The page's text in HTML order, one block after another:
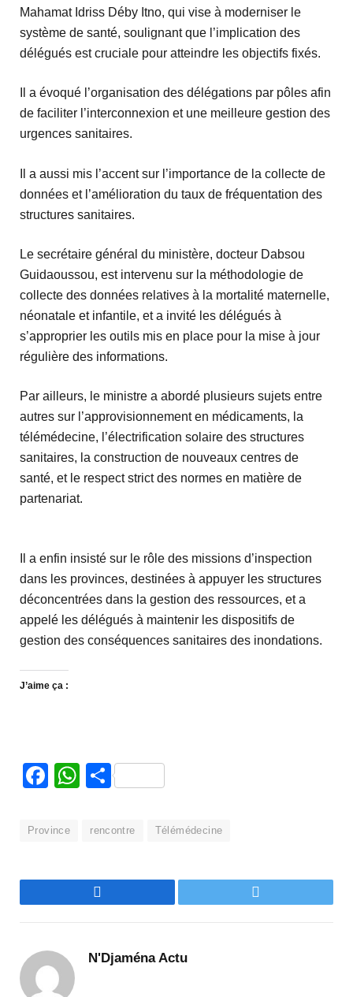
Mahamat Idriss Déby Itno, qui vise à moderniser le
système de santé, soulignant que l’implication des
délégués est cruciale pour atteindre les objectifs fixés.
Il a évoqué l’organisation des délégations par pôles afin
de faciliter l’interconnexion et une meilleure gestion des
urgences sanitaires.
Il a aussi mis l’accent sur l’importance de la collecte de
données et l’amélioration du taux de fréquentation des
structures sanitaires.
Le secrétaire général du ministère, docteur Dabsou
Guidaoussou, est intervenu sur la méthodologie de
collecte des données relatives à la mortalité maternelle,
néonatale et infantile, et a invité les délégués à
s’approprier les outils mis en place pour la mise à jour
régulière des informations.
Par ailleurs, le ministre a abordé plusieurs sujets entre
autres sur l’approvisionnement en médicaments, la
télémédecine, l’électrification solaire des structures
sanitaires, la construction de nouveaux centres de
santé, et le respect strict des normes en matière de
partenariat.
Il a enfin insisté sur le rôle des missions d’inspection
dans les provinces, destinées à appuyer les structures
déconcentrées dans la gestion des ressources, et a
appelé les délégués à maintenir les dispositifs de
gestion des conséquences sanitaires des inondations.
J’aime ça :
Facebook
WhatsApp
Partager
Province rencontre Télémédecine
Facebook Twitter
N'Djaména Actu